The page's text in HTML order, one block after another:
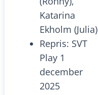
Katarina
Ekholm (Julia)
Repris: SVT
Play 1
december
2025